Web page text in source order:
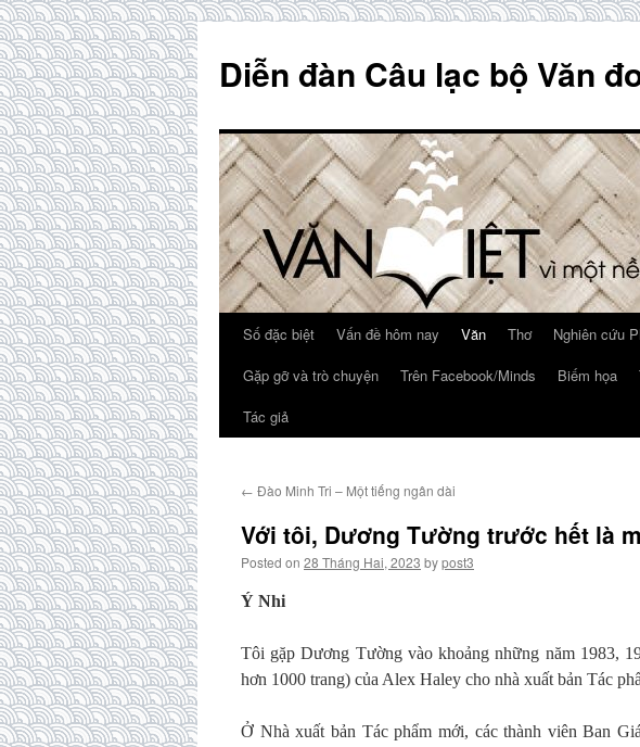
content
Diễn đàn Câu lạc bộ Văn
Số đặc biệt Vấn đề hôm nay Văn Thơ Nghiên cứu
Gặp gỡ và trò chuyện
Trên Facebook/Minds Biếm họa
Tác giả
← Đào Minh Tri – Một tiếng ngân dài
Với tôi, Dương Tường trước hết là
Posted on 28 Tháng Hai, 2023 bypost3
Ý Nhi
Tôi gặp Dương Tường vào khoảng những năm 1983,
hơn 1000 trang) của Alex Haley cho nhà xuất bản Tác
Ở Nhà xuất bản Tác phẩm mới, các thành viên Ban